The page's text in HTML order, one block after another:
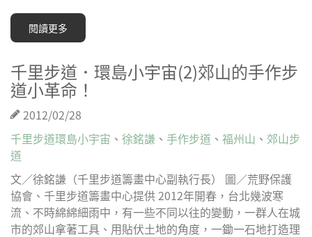
閱讀更多
千里步道．環島小宇宙(2)郊山的手作步
道小革命！
2012/02/28
千里步道環島小宇宙 、 徐銘謙 、 手作步道 、 福州山 、 郊山步
道
文／徐銘謙（千里步道籌畫中心副執行長） 圖／荒野保護
協會、千里步道籌畫中心提供 2012年開春，台北幾波寒
流、不時綿綿細雨中，有一些不同以往的變動，一群人在城
市的郊山拿著工具、用貼伏土地的角度，一鋤一石地打造理